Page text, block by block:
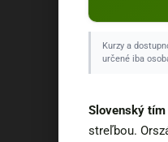
Kurzy a
určené iba
Slovenský
streľbou.